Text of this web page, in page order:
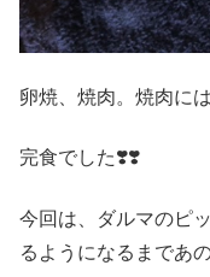
卵焼、焼肉。焼肉に
完食でした❣️❣️
今回は、ダルマのピ
るようになるまであ